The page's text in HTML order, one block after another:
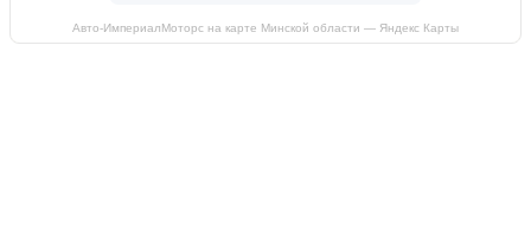
Авто-ИмпериалМоторс на карте Минской области — Яндекс Карты